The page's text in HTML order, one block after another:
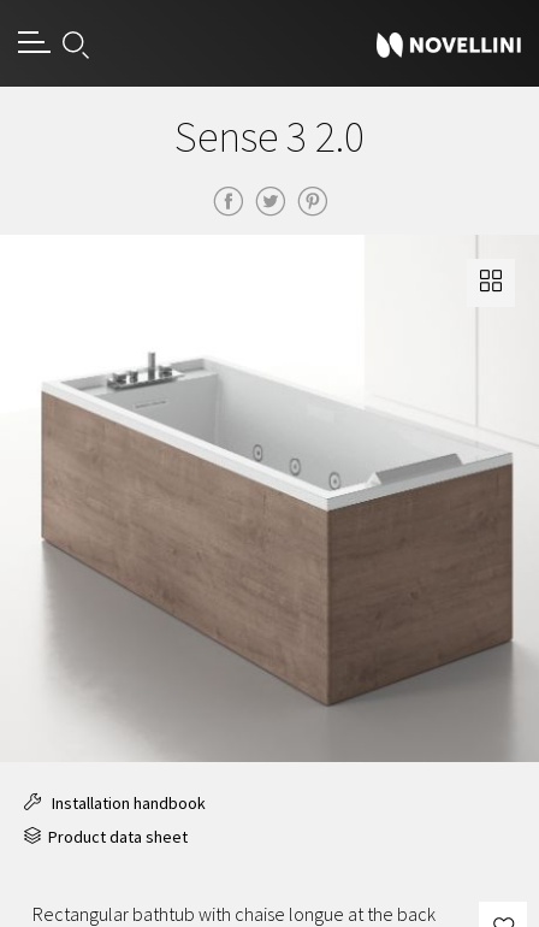
Sense 3 2.0
Installation handbook
Product data sheet
Rectangular bathtub with chaise longue at the back